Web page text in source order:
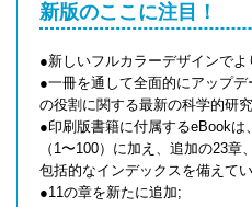
新版のここに注目！
●新しいフルカラーデザインで
●一冊を通して全面的にアップ
の役割に関する最新の科学的研
●印刷版書籍に付属するeBook
（1〜100）に加え、追加の23
包括的なインデックスを備えて
●11の章を新たに追加;